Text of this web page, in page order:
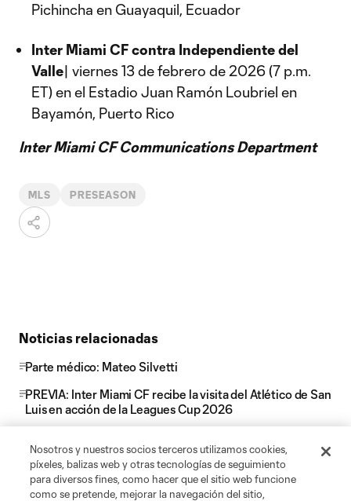
Pichincha en Guayaquil, Ecuador
Inter Miami CF contra Independiente del
Valle| viernes 13 de febrero de 2026 (7 p.m.
ET) en el Estadio Juan Ramón Loubriel en
Bayamón, Puerto Rico
Inter Miami CF Communications Department
MLS PRESEASON
Noticias relacionadas
Parte médico: Mateo Silvetti
PREVIA: Inter Miami CF recibe la visita del Atlético de San
Luis en acción de la Leagues Cup 2026
restaurantes favoritos de Miami, a su oferta
gastronómica para los días de partido, y amplía la
presencia de La Birra Bar
Nosotros y nuestros socios terceros utilizamos cookies,
píxeles, balizas web y otras tecnologías de seguimiento
para diversos fines, como hacer que el sitio web funcione
como se pretende, mejorar la navegación del sitio,